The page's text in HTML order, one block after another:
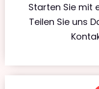
Starten Sie mit
Teilen Sie uns